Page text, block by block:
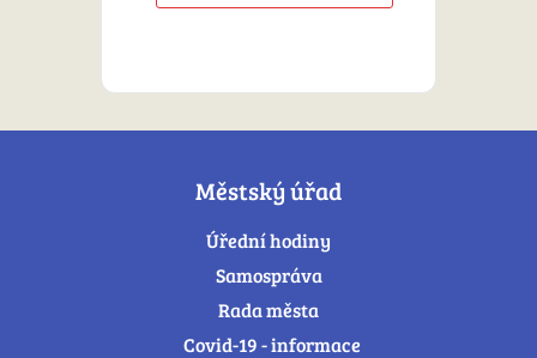
Městský úřad
Úřední hodiny
Samospráva
Rada města
Covid-19 - informace